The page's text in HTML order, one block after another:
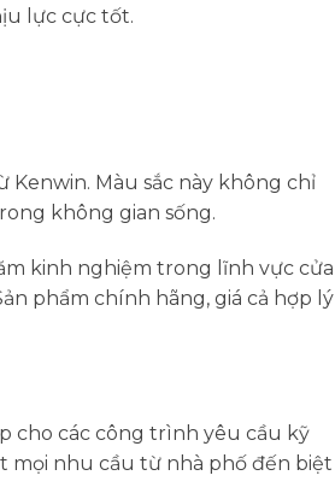
lực cực tốt.
Màu sắc này không chỉ
không gian sống.
kinh nghiệm trong lĩnh vực cửa
phẩm chính hãng, giá cả hợp lý
cho các công trình yêu cầu kỹ
mọi nhu cầu từ nhà phố đến biệt